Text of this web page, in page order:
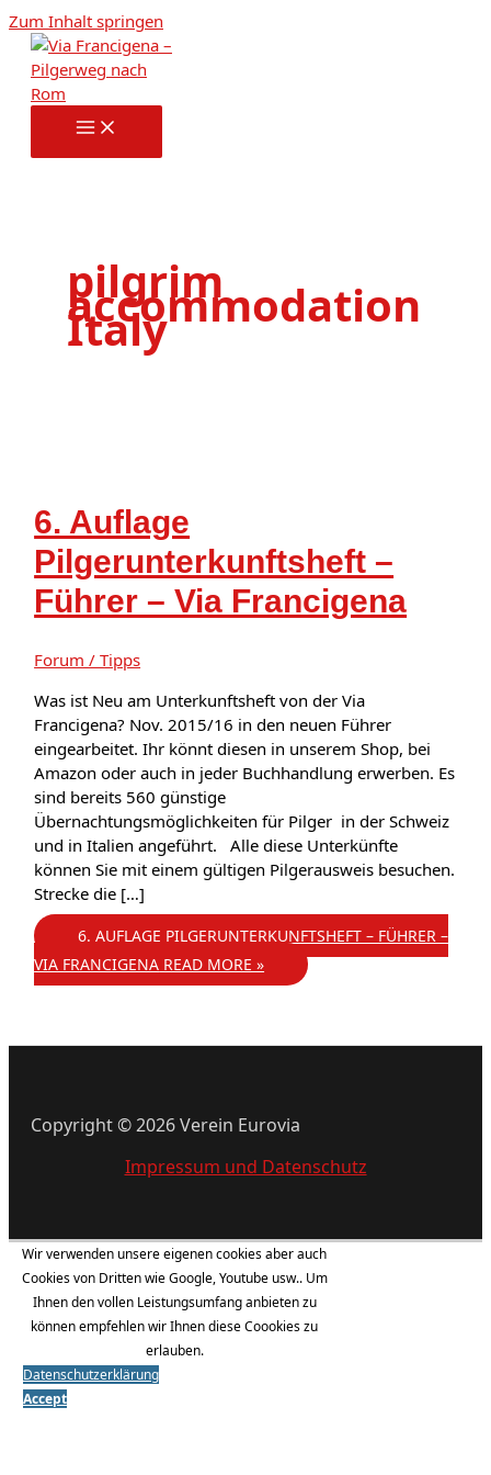
Zum Inhalt springen
pilgrim
accommodation
Italy
6. Auflage
Pilgerunterkunftsheft –
Führer – Via Francigena
Forum / Tipps
Was ist Neu am Unterkunftsheft von der Via
Francigena? Nov. 2015/16 in den neuen Führer
eingearbeitet. Ihr könnt diesen in unserem Shop, bei
Amazon oder auch in jeder Buchhandlung erwerben. Es
sind bereits 560 günstige
Übernachtungsmöglichkeiten für Pilger in der Schweiz
und in Italien angeführt. Alle diese Unterkünfte
können Sie mit einem gültigen Pilgerausweis besuchen.
Strecke die […]
6. AUFLAGE PILGERUNTERKUNFTSHEFT – FÜHRER –
VIA FRANCIGENA READ MORE »
Copyright © 2026 Verein Eurovia
Impressum und Datenschutz
Wir verwenden unsere eigenen cookies aber auch
Cookies von Dritten wie Google, Youtube usw.. Um
Ihnen den vollen Leistungsumfang anbieten zu
können empfehlen wir Ihnen diese Coookies zu
erlauben.
Datenschutzerklärung
Accept